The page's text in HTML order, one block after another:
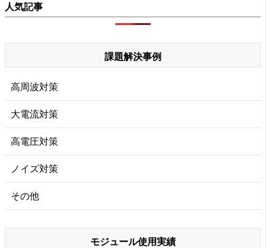
人気記事
課題解決事例
高周波対策
大電流対策
高電圧対策
ノイズ対策
その他
モジュール使用実績